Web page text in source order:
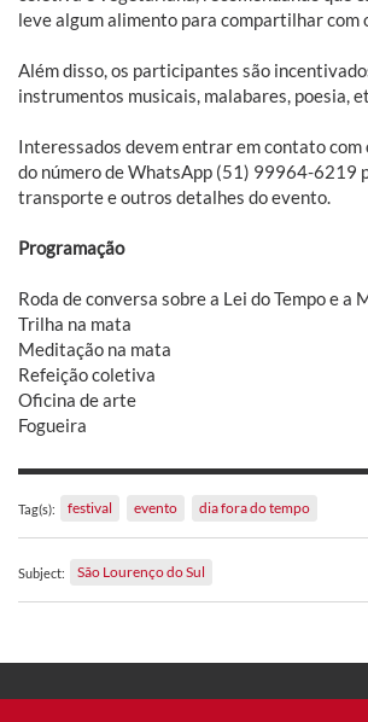
leve algum alimento para compartilhar com
Além disso, os participantes são
instrumentos musicais, malabares, poesia,
Interessados devem entrar em contato
do número de WhatsApp (51) 99964-6219
transporte e outros detalhes do evento.
Programação
Roda de conversa sobre a Lei do Tempo e a
Trilha na mata
Meditação na mata
Refeição coletiva
Oficina de arte
Fogueira
Tag(s): festival evento dia fora do tempo
Subject: São Lourenço do Sul